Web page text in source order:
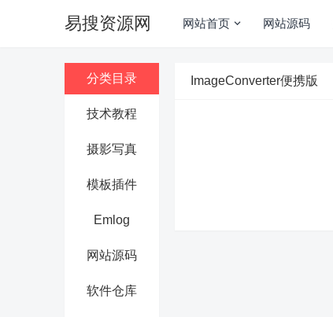
易搜资源网 网站首页 网站源码
分类目录
技术教程
摄影写真
模板插件
Emlog
网站源码
软件仓库
ImageConverter便携版